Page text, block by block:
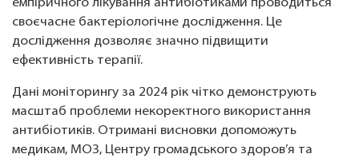
емпіричного лікування антибіотиками проводиться
своєчасне бактеріологічне дослідження. Це
дослідження дозволяє значно підвищити
ефективність терапії.
Дані моніторингу за 2024 рік чітко демонструють
масштаб проблеми некоректного використання
антибіотиків. Отримані висновки допоможуть
медикам, МОЗ, Центру громадського здоров’я та